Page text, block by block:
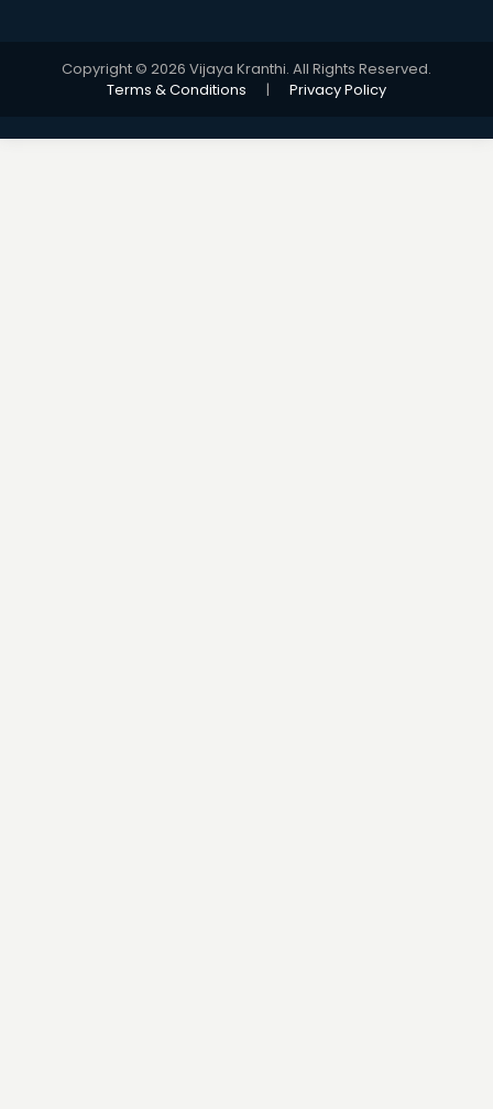
Copyright © 2026 Vijaya Kranthi. All Rights Reserved.
Terms & Conditions
| Privacy Policy